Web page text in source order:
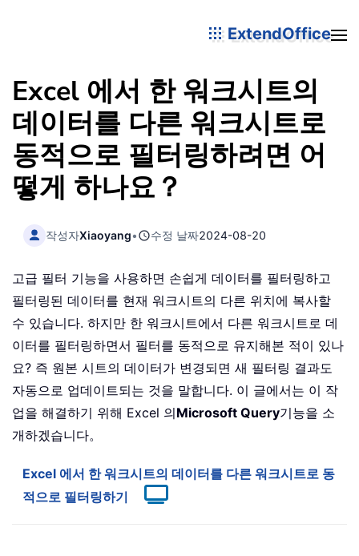
ExtendOffice
Excel 에서 한 워크시트의
데이터를 다른 워크시트로
동적으로 필터링하려면 어
떻게 하나요？
작성자Xiaoyang• 수정 날짜2024-08-20
고급 필터 기능을 사용하면 손쉽게 데이터를 필터링하고
필터링된 데이터를 현재 워크시트의 다른 위치에 복사할
수 있습니다. 하지만 한 워크시트에서 다른 워크시트로 데
이터를 필터링하면서 필터를 동적으로 유지해본 적이 있나
요? 즉 원본 시트의 데이터가 변경되면 새 필터링 결과도
자동으로 업데이트되는 것을 말합니다. 이 글에서는 이 작
업을 해결하기 위해 Excel 의Microsoft Query기능을 소
개하겠습니다。
Excel 에서 한 워크시트의 데이터를 다른 워크시트로 동
적으로 필터링하기